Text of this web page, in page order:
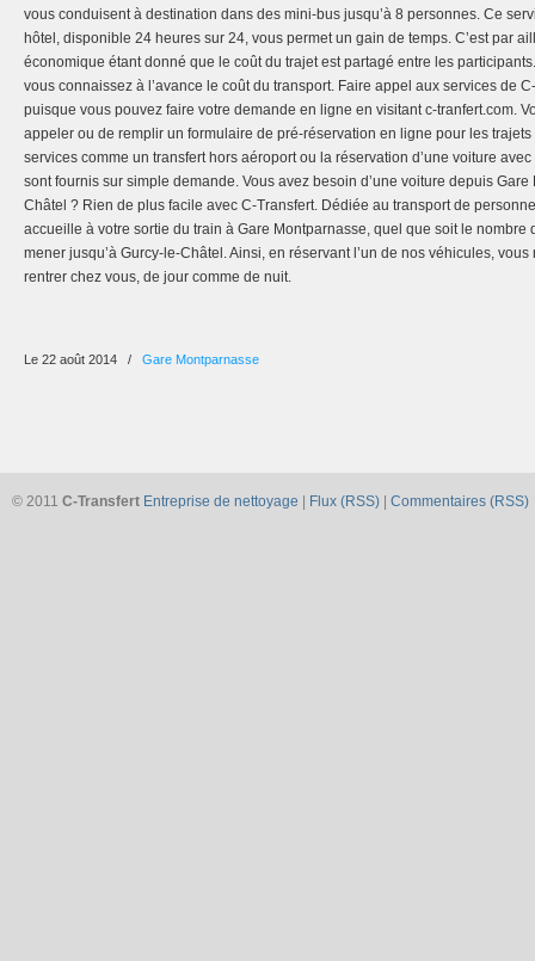
vous conduisent à destination dans des mini-bus jusqu’à 8 personnes. Ce
hôtel, disponible 24 heures sur 24, vous permet un gain de temps. C’est par
économique étant donné que le coût du trajet est partagé entre les
vous connaissez à l’avance le coût du transport. Faire appel aux services de
puisque vous pouvez faire votre demande en ligne en visitant c-tranfert.com.
appeler ou de remplir un formulaire de pré-réservation en ligne pour les
services comme un transfert hors aéroport ou la réservation d’une voiture
sont fournis sur simple demande. Vous avez besoin d’une voiture depuis Gare
Châtel ? Rien de plus facile avec C-Transfert. Dédiée au transport de
accueille à votre sortie du train à Gare Montparnasse, quel que soit le nombre
mener jusqu’à Gurcy-le-Châtel. Ainsi, en réservant l’un de nos véhicules, vous
rentrer chez vous, de jour comme de nuit.
Le 22 août 2014 / Gare Montparnasse
© 2011 C-Transfert Entreprise de nettoyage Flux (RSS) Commentaires (RSS)